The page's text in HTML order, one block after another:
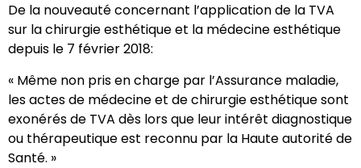
De la nouveauté concernant l’application de la TVA
sur la chirurgie esthétique et la médecine esthétique
depuis le 7 février 2018:
« Même non pris en charge par l’Assurance maladie,
les actes de médecine et de chirurgie esthétique sont
exonérés de TVA dès lors que leur intérêt diagnostique
ou thérapeutique est reconnu par la Haute autorité de
Santé. »